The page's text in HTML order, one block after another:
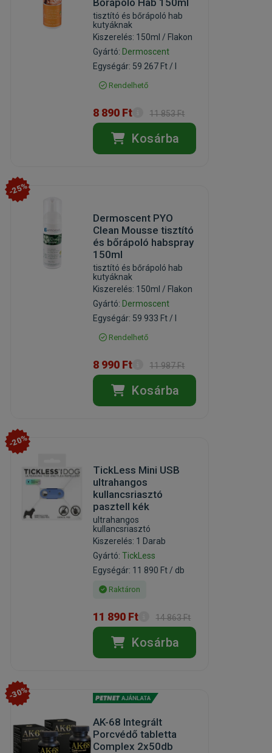
tisztító és bőrápoló hab
kutyáknak
Kiszerelés: 150ml / Flakon
Gyártó: Dermoscent
Egységár: 59 267 Ft / l
Rendelhető
8 890 Ft 11 853 Ft
Kosárba
-25%
Dermoscent PYO
Clean Mousse tisztító
és bőrápoló habspray
150ml
tisztító és bőrápoló hab
kutyáknak
Kiszerelés: 150ml / Flakon
Gyártó: Dermoscent
Egységár: 59 933 Ft / l
Rendelhető
8 990 Ft 11 987 Ft
Kosárba
-20%
TickLess Mini USB
ultrahangos
kullancsriasztó
pasztell kék
ultrahangos
kullancsriasztó
Kiszerelés: 1 Darab
Gyártó:TickLess
Egységár: 11 890 Ft / db
Raktáron
11 890 Ft 14 863 Ft
Kosárba
-30%
AK-68 Integrált
Porcvédő tabletta
Complex 2x50db